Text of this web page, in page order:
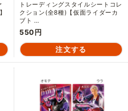
トレーディングスタイルシートコレ
クション(全8種)【仮面ライダーカ
ブト …
550円